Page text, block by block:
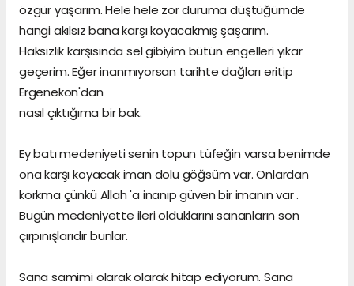
özgür yaşarım. Hele hele zor duruma düştüğümde
hangi akılsız bana karşı koyacakmış şaşarım.
Haksızlık karşısında sel gibiyim bütün engelleri yıkar
geçerim. Eğer inanmıyorsan tarihte dağları eritip
Ergenekon'dan
nasıl çıktığıma bir bak.
Ey batı medeniyeti senin topun tüfeğin varsa benimde
ona karşı koyacak iman dolu göğsüm var. Onlardan
korkma çünkü Allah 'a inanıp güven bir imanın var .
Bugün medeniyette ileri olduklarını sananların son
çırpınışlarıdır bunlar.
Sana samimi olarak olarak hitap ediyorum. Sana